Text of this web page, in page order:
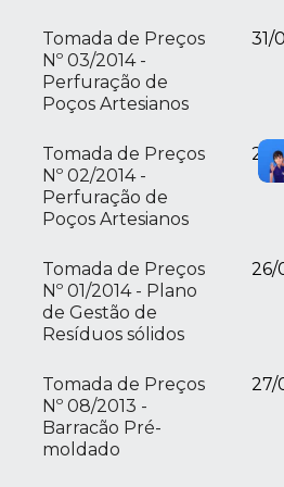
Tomada de Preços
Nº 03/2014 -
Perfuração de
Poços Artesianos
31/
Tomada de Preços
Nº 02/2014 -
Perfuração de
Poços Artesianos
26/
Tomada de Preços
Nº 01/2014 - Plano
de Gestão de
Resíduos sólidos
26/
Tomada de Preços
Nº 08/2013 -
Barracão Pré-
moldado
27/